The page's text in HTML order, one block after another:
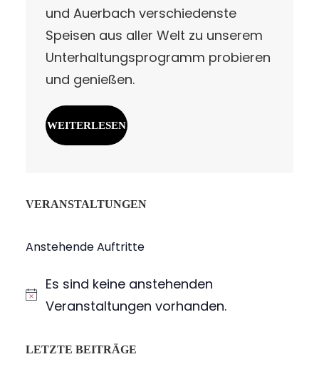
und Auerbach verschiedenste
Speisen aus aller Welt zu unserem
Unterhaltungsprogramm probieren
und genießen.
WEITERLESEN
VERANSTALTUNGEN
Anstehende Auftritte
H
n
Es sind keine anstehenden
Veranstaltungen vorhanden.
LETZTE BEITRÄGE